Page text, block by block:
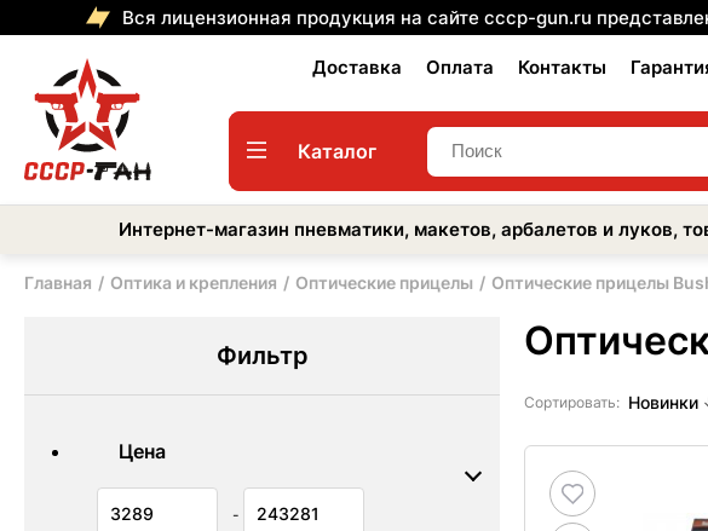
Вся лицензионная продукция на сайте cccp-gun.ru
Доставка Оплата Контакты
Каталог
Интернет-магазин пневматики, макетов, арбалетов и луков,
Главная Оптика и крепления Оптические прицелы Оптические прицелы
Фильтр
Цена
-
Сортировать: Новинки